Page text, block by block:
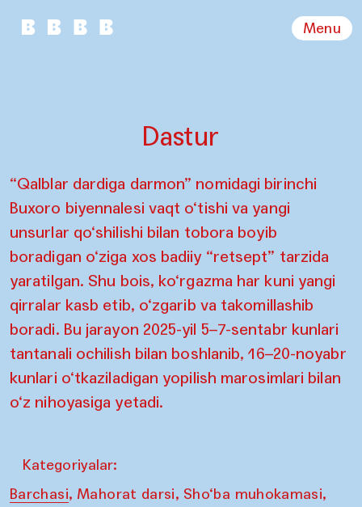
Menu
Dastur
“Qalblar dardiga darmon” nomidagi birinchi
Buxoro biyennalesi vaqt o‘tishi va yangi
unsurlar qo‘shilishi bilan tobora boyib
boradigan o‘ziga xos badiiy “retsept” tarzida
yaratilgan. Shu bois, ko‘rgazma har kuni yangi
qirralar kasb etib, o‘zgarib va takomillashib
boradi. Bu jarayon 2025-yil 5–7-sentabr kunlari
tantanali ochilish bilan boshlanib, 16–20-noyabr
kunlari o‘tkaziladigan yopilish marosimlari bilan
o‘z nihoyasiga yetadi.
Kategoriyalar:
Barchasi, Mahorat darsi, Sho‘ba muhokamasi,